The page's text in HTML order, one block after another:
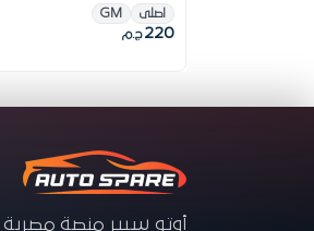
اصلى GM
220 ج.م
أوتو سبير منصة